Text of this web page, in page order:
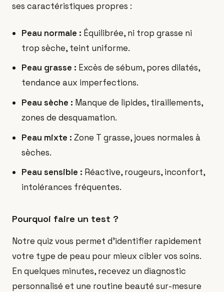
ses caractéristiques propres :
Peau normale : Équilibrée, ni trop grasse ni
trop sèche, teint uniforme.
Peau grasse : Excès de sébum, pores dilatés,
tendance aux imperfections.
Peau sèche : Manque de lipides, tiraillements,
zones de desquamation.
Peau mixte : Zone T grasse, joues normales à
sèches.
Peau sensible : Réactive, rougeurs, inconfort,
intolérances fréquentes.
Pourquoi faire un test ?
Notre quiz vous permet d'identifier rapidement
votre type de peau pour mieux cibler vos soins.
En quelques minutes, recevez un diagnostic
personnalisé et une routine beauté sur-mesure